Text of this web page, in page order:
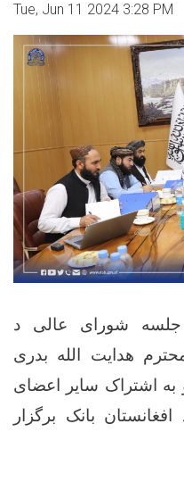
Tue, Jun 11 2024 3:28 PM
الحرام 1445- جلسه شورای عالی د
هدایت الله بدری
اشتراک سایر اعضای
بانک برگزار